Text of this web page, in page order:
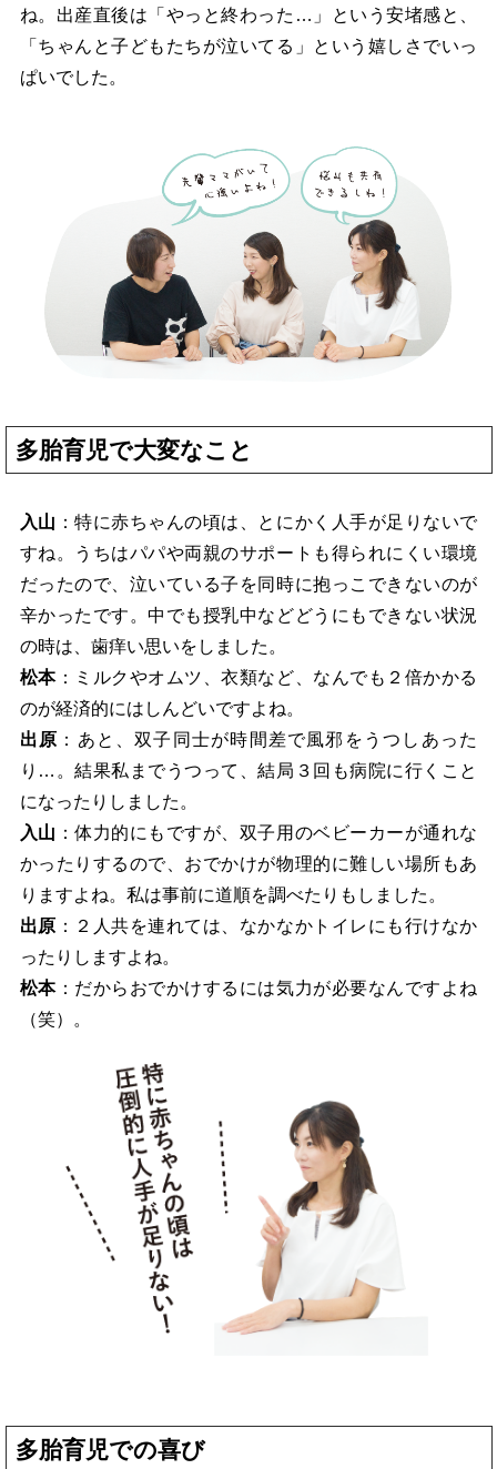
ね。出産直後は「やっと終わった…」という安堵感と、
「ちゃんと子どもたちが泣いてる」という嬉しさでいっ
ぱいでした。
多胎育児で大変なこと
入山 ：特に赤ちゃんの頃は、とにかく人手が足りないで
すね。うちはパパや両親のサポートも得られにくい環境
だったので、泣いている子を同時に抱っこできないのが
辛かったです。中でも授乳中などどうにもできない状況
の時は、歯痒い思いをしました。
松本：ミルクやオムツ、衣類など、なんでも２倍かかる
のが経済的にはしんどいですよね。
出原 ：あと、双子同士が時間差で風邪をうつしあった
り…。結果私までうつって、結局３回も病院に行くこと
になったりしました。
入山 ：体力的にもですが、双子用のベビーカーが通れな
かったりするので、おでかけが物理的に難しい場所もあ
りますよね。私は事前に道順を調べたりもしました。
出原 ：２人共を連れては、なかなかトイレにも行けなか
ったりしますよね。
松本：だからおでかけするには気力が必要なんですよね
（笑）。
多胎育児での喜び